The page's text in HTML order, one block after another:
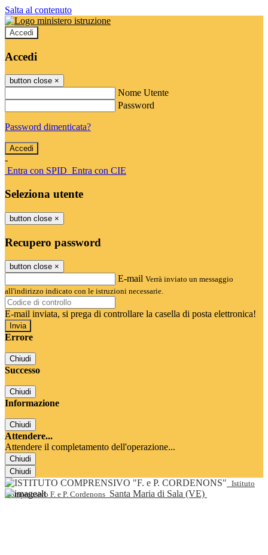
Salta al contenuto
Accedi
Accedi
button close ×
Nome Utente
Password
Password dimenticata?
-
Entra con SPID Entra con CIE
Seleziona utente
button close ×
Recupero password
button close ×
E-mail Verrà inviato un messaggio
all'indirizzo indicato con le istruzioni necessarie.
E-mail inviata, si prega di controllare la casella di posta elettronica!
Errore
Chiudi
Successo
Chiudi
Informazione
Chiudi
Attendere...
Attendere il completamento dell'operazione...
Chiudi
Chiudi
Istituto
Comprensivo F. e P. Cordenons Santa Maria di Sala (VE)